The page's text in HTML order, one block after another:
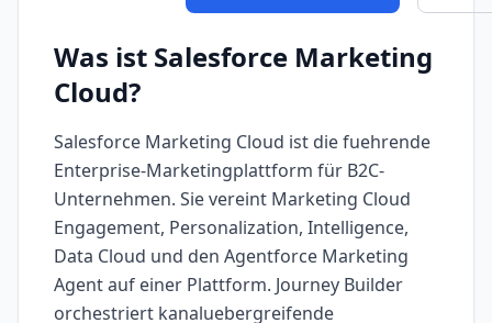
Was ist Salesforce Marketing
Cloud?
Salesforce Marketing Cloud ist die fuehrende
Enterprise-Marketingplattform für B2C-
Unternehmen. Sie vereint Marketing Cloud
Engagement, Personalization, Intelligence,
Data Cloud und den Agentforce Marketing
Agent auf einer Plattform. Journey Builder
orchestriert kanaluebergreifende